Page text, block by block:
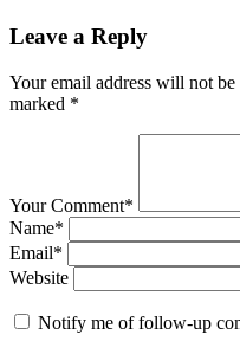
Leave a Reply
Your email address will not be
marked *
Your Comment*
Name*
Email*
Website
Notify me of follow-up